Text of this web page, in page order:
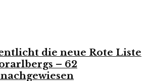
die neue Rote Liste
– 62